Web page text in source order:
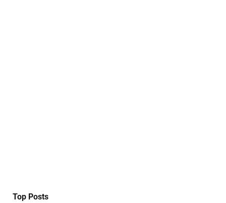
Top Posts